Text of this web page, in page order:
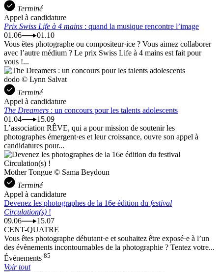
Terminé
Appel à candidature
Prix Swiss Life à 4 mains : quand la musique rencontre l’image
01.06
01.10
Vous êtes photographe ou compositeur·ice ? Vous aimez collaborer
avec l’autre médium ? Le prix Swiss Life à 4 mains est fait pour
vous !...
dodo © Lynn Salvat
Terminé
Appel à candidature
The Dreamers : un concours pour les talents adolescents
01.04
15.09
L’association RÊVE, qui a pour mission de soutenir les
photographes émergent·es et leur croissance, ouvre son appel à
candidatures pour...
Mother Tongue © Sama Beydoun
Terminé
Appel à candidature
Devenez les photographes de la 16e édition du festival
Circulation(s) !
09.06
15.07
CENT-QUATRE
Vous êtes photographe débutant·e et souhaitez être exposé·e à l’un
des évènements incontournables de la photographie ? Tentez votre...
Événements 85
Voir tout